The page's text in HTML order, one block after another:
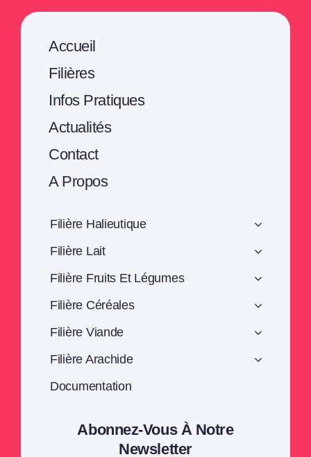
Accueil
Filières
Infos Pratiques
Actualités
Contact
A Propos
Filière Halieutique
Filière Lait
Filière Fruits Et Légumes
Filière Céréales
Filière Viande
Filière Arachide
Documentation
Abonnez-Vous À Notre
Newsletter